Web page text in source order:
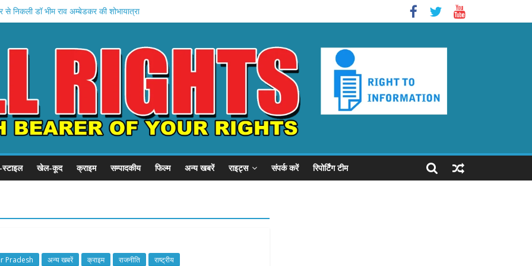
से निकली डॉ भीम राव अम्बेडकर की शोभायात्रा
कप का विधिवत हुआ शुभारंभ
पर्व संजय नगर गुरुद्वारे में धूमधाम से मनाया
निकली डॉ भीम राव अम्बेडकर की शोभायात्रा
खेल-कूद क्राइम सम्पादकीय फिल्म अन्य खबरें राइट्स संपर्क करें रिपोर्टिंग टीम
Pradesh अन्य खबरें क्राइम राजनीति राष्ट्रीय